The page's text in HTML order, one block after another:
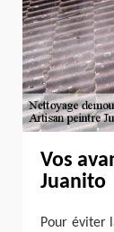
Vos
Juanito
Pour éviter